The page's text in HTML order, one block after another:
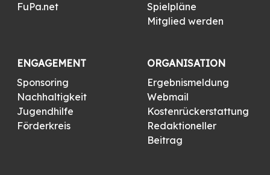
FuPa.net
Spielpläne
Mitglied werden
ENGAGEMENT
Sponsoring
Nachhaltigkeit
Jugendhilfe
Förderkreis
ORGANISATION
Ergebnismeldung
Webmail
Kostenrückerstattung
Redaktioneller
Beitrag